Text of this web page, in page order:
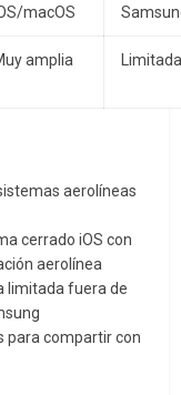
macOS
amplia
aerolíneas
cerrado iOS con
aerolínea
limitada fuera de
para compartir con